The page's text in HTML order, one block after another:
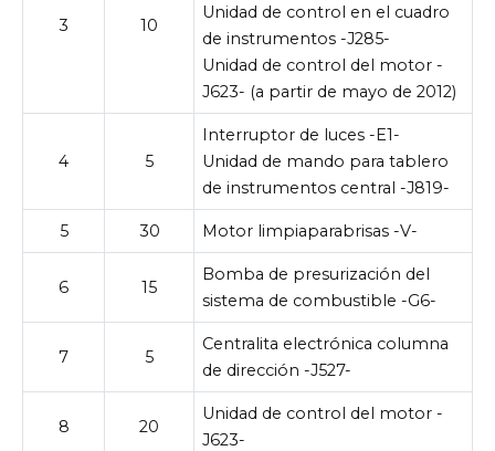
3 10
Unidad de control en el cuadro
de instrumentos -J285-
Unidad de control del motor -
J623- (a partir de mayo de 2012)
4 5
Interruptor de luces -E1-
Unidad de mando para tablero
de instrumentos central -J819-
5 30 Motor limpiaparabrisas -V-
6 15
Bomba de presurización del
sistema de combustible -G6-
7 5
Centralita electrónica columna
de dirección -J527-
8 20
Unidad de control del motor -
J623-